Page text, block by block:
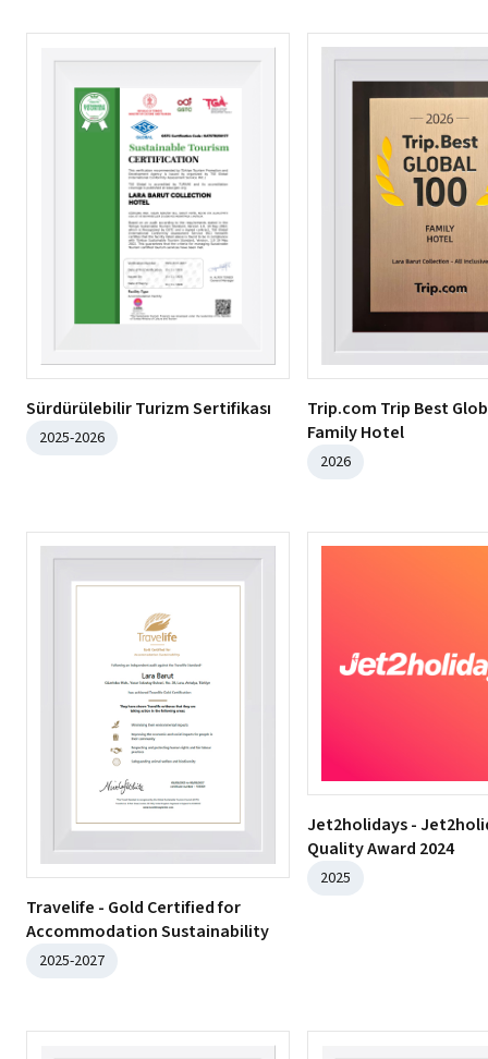
Sürdürülebilir Turizm Sertifikası
2025-2026
Trip.com Trip Best
Family Hotel
2026
Travelife - Gold Certified for
Accommodation Sustainability
2025-2027
Jet2holidays -
Quality Award 2024
2025